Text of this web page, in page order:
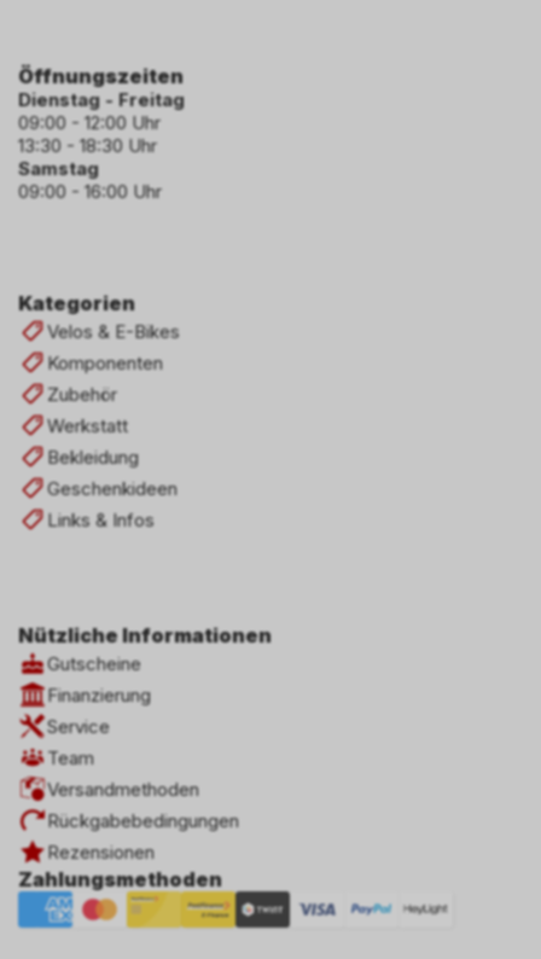
Kategorien
Velos & E-Bikes
Komponenten
Zubehör
Werkstatt
Bekleidung
Geschenkideen
Links & Infos
Nützliche Informationen
Gutscheine
Finanzierung
Service
Team
Versandmethoden
Rückgabebedingungen
Rezensionen
Zahlungsmethoden
Öffnungszeiten
Dienstag - Freitag
09:00 - 12:00 Uhr
13:30 - 18:30 Uhr
Samstag
09:00 - 16:00 Uhr